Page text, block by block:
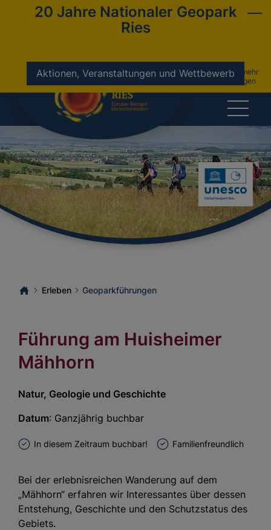
20 Jahre Nationaler Geopark
Ries
Aktionen, Veranstaltungen und Wettbewerbnicht mehr
anzeigen
Geoparkführungen
Erleben
Führung am Huisheimer
Mähhorn
Natur, Geologie und Geschichte
Datum: Ganzjährig buchbar
In diesem Zeitraum buchbar! Familienfreundlich
Bei der erlebnisreichen Wanderung auf dem
„Mähhorn“ erfahren wir Interessantes über dessen
Entstehung, Geschichte und den Schutzstatus des
Gebiets.